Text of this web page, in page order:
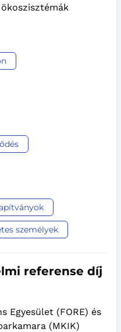
személyek
referense díj
Egyesület (FORE) és
(MKIK)